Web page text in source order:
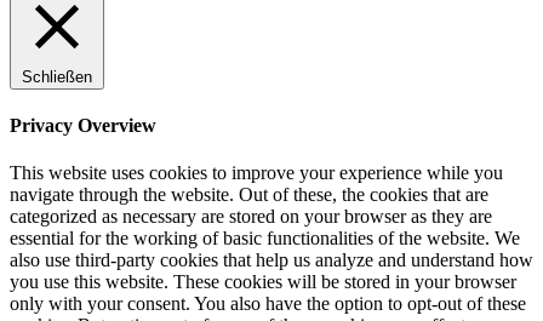
Schließen
Privacy Overview
This website uses cookies to improve your experience while you
navigate through the website. Out of these, the cookies that are
categorized as necessary are stored on your browser as they are
essential for the working of basic functionalities of the website. We
also use third-party cookies that help us analyze and understand how
you use this website. These cookies will be stored in your browser
only with your consent. You also have the option to opt-out of these